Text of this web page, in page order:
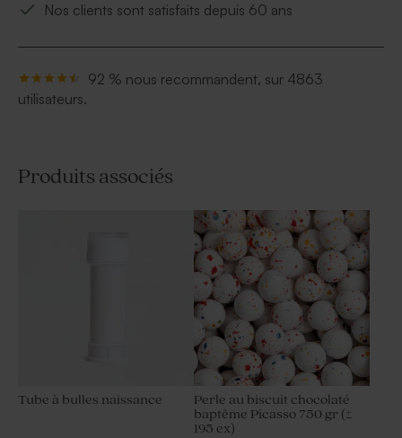
Nos clients sont satisfaits depuis 60 ans
92 % nous recommandent, sur 4863
utilisateurs.
Produits associés
Tube à bulles naissance
Perle au biscuit chocolaté
baptême Picasso 750 gr (±
195 ex)